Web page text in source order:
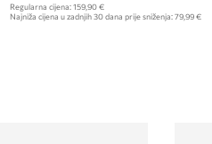
Regularna cijena: 159,90 €
Najniža cijena u zadnjih 30 dana prije sniženja: 79,99 €